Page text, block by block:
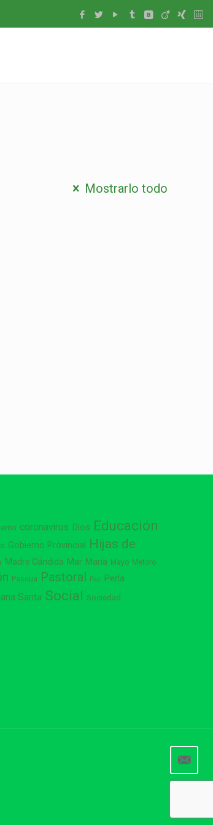
Mostrarlo todo
coronavirus Dios Educación
Gobierno Provincial
Hijas de
Madre Cándida Mar María Mayo Metoro
Pascua Pastoral Paz Perla
Santa Social Sociedad